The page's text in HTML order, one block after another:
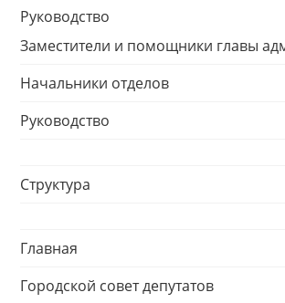
Руководство
Заместители и помощники главы
Начальники отделов
Руководство
Структура
Главная
Городской совет депутатов